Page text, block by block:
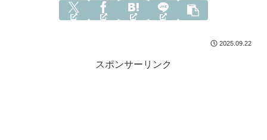
2025.09.22
スポンサーリンク